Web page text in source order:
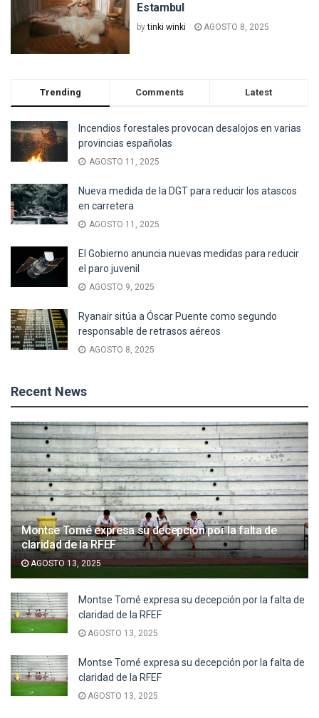
Estambul
by tinki winki AGOSTO 8, 2025
Trending Comments Latest
Incendios forestales provocan desalojos en varias
provincias españolas
AGOSTO 11, 2025
Nueva medida de la DGT para reducir los atascos
en carretera
AGOSTO 11, 2025
El Gobierno anuncia nuevas medidas para reducir
el paro juvenil
AGOSTO 9, 2025
Ryanair sitúa a Óscar Puente como segundo
responsable de retrasos aéreos
AGOSTO 8, 2025
Recent News
Montse Tomé expresa su decepción por la falta de
claridad de la RFEF
AGOSTO 13, 2025
Montse Tomé expresa su decepción por la falta de
claridad de la RFEF
AGOSTO 13, 2025
Montse Tomé expresa su decepción por la falta de
claridad de la RFEF
AGOSTO 13, 2025